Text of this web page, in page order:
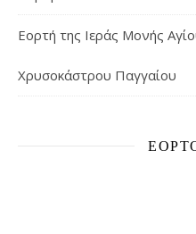
Εορτή της Ιεράς Μονής
Χρυσοκάστρου Παγγαίου